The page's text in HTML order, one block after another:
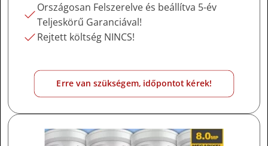
Országosan Felszerelve és beállítva 5-év
Teljeskörű Garanciával!
Rejtett költség NINCS!
Erre van szükségem, időpontot kérek!